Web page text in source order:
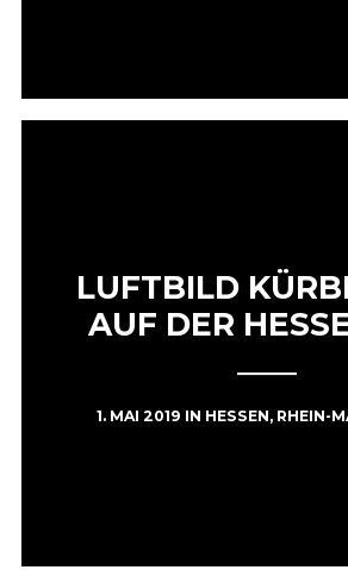
LUFTBILD
AUF DER
1. MAI 2019 IN HESSEN, RHEIN-